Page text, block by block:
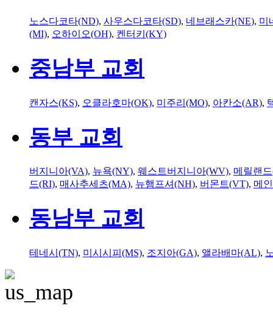
노스다코타(ND), 사우스다코타(SD), 네브래스카(NE), 미
(MI), 오하이오(OH), 켄터키(KY)
중남부 교회
캔자스(KS), 오클라호마(OK), 미주리(MO), 아칸소(AR),
동부 교회
버지니아(VA), 뉴욕(NY), 웨스트버지니아(WV), 메릴랜
드(RI), 매사추세츠(MA), 뉴햄프셔(NH), 버몬트(VT), 메
동남부 교회
테네시(TN), 미시시피(MS), 조지아(GA), 앨라배마(AL),